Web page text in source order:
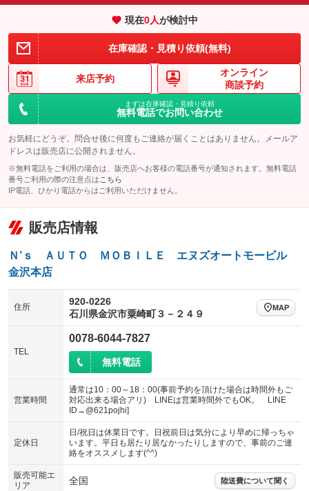
：装備なし
：装備なし
現在0人が検討中
在庫確認・見積り依頼(無料)
来店予約
オンライン
商談予約
まずは在庫確認・見積り依頼
無料電話でお問い合わせ
お気軽にどうぞ。問合せ後に何度もご連絡が届くことはありません。メールア
ドレスは販売店に公開されません。
※無料電話をご利用の場合は、販売店へお客様の電話番号が通知されます。無料電話
番号ご利用の際の注意点は こちら
IP電話、ひかり電話からはご利用いただけません。
販売店情報
Ｎ’ｓ ＡＵＴＯ ＭＯＢＩＬＥ エヌズオートモービル
金沢本店
住所
920-0226
石川県金沢市粟崎町３－２４９
MAP
TEL
0078-6044-7827
無料電話
営業時間
通常は10：00～18：00(事前予約を頂けた場合は時間外もご
対応出来る場合アリ) LINEは営業時間外でもOK。 LINE
ID→@621pojhi]
定休日
日/祝日は休業日です。日祝前日は気分により早めに帰っちゃ
います。平日も居たり居なかったりしますので、事前のご連
絡をオススメします(^^)
販売可能エ
リア
全国 陸送費について聞く